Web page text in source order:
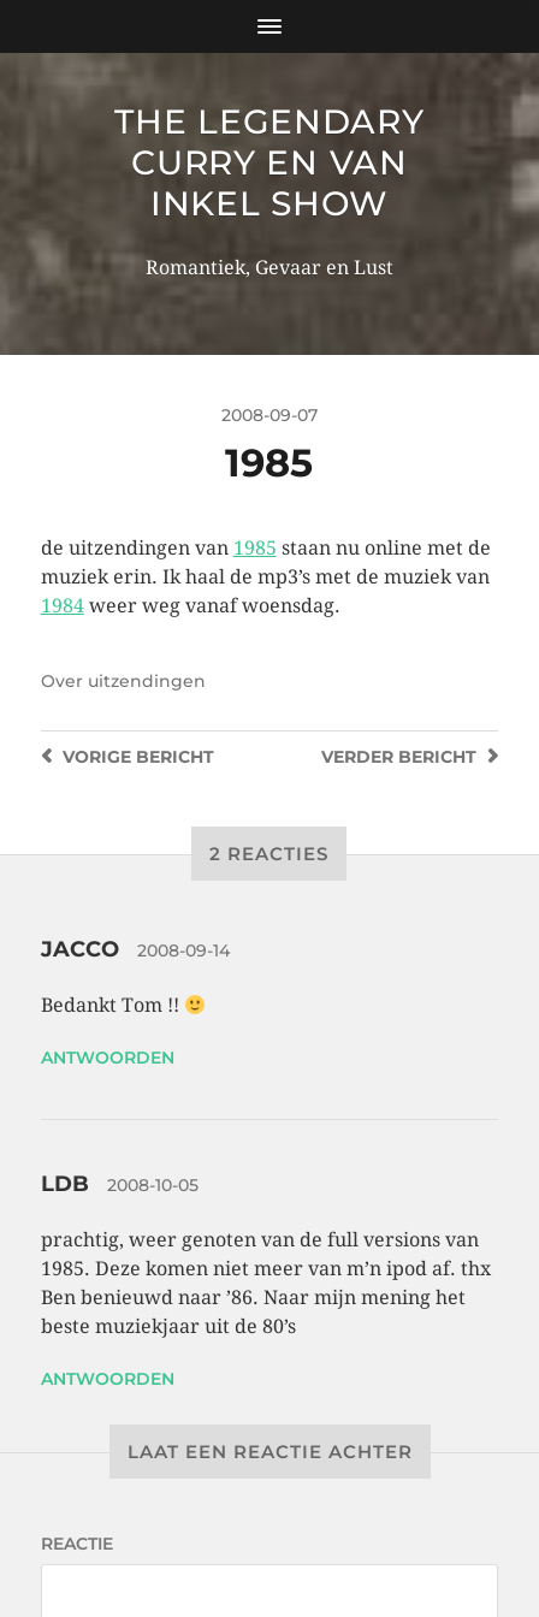
THE LEGENDARY
CURRY EN VAN
INKEL SHOW
Romantiek, Gevaar en Lust
2008-09-07
1985
de uitzendingen van 1985 staan nu online met de
muziek erin. Ik haal de mp3’s met de muziek van
1984weer weg vanaf woensdag.
Over uitzendingen
VERDER BERICHT
VORIGEBERICHT
2 REACTIES
JACCO 2008-09-14
Bedankt Tom !!
ANTWOORDEN
LDB 2008-10-05
prachtig, weer genoten van de full versions van
1985. Deze komen niet meer van m’n ipod af. thx
Ben benieuwd naar ’86. Naar mijn mening het
beste muziekjaar uit de 80’s
ANTWOORDEN
LAAT EEN REACTIE ACHTER
REACTIE